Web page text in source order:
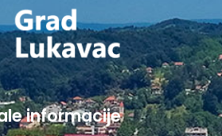
informacije